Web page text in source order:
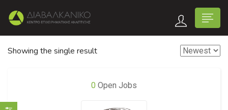
Showing the single result
0 Open Jobs